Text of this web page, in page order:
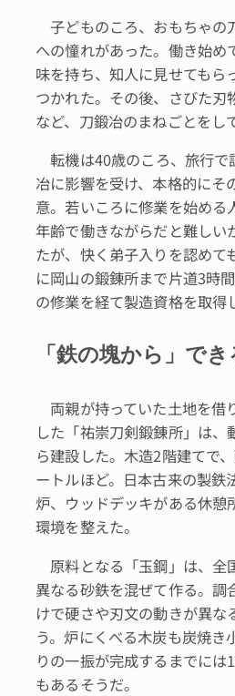
子どものころ、おもちゃの
への憧れがあった。働き始め
味を持ち、知人に見せてもら
つかれた。その後、さびた刃
など、刀鍛冶のまねごとをし
転機は40歳のころ、旅行で
冶に影響を受け、本格的にそ
意。若いころに修業を始める
年齢で働きながらだと難しい
たが、快く弟子入りを認めて
に岡山の鍛錬所まで片道3時
の修業を経て製造資格を取得
「鉄の塊から」でき
両親が持っていた土地を借
した「祐崇刀剣鍛錬所」は、
ら建設した。木造2階建てで
ートルほど。日本古来の製鉄
炉、ウッドデッキがある休憩
環境を整えた。
原料となる「玉鋼」は、全
異なる砂鉄を混ぜて作る。調
けで硬さや刃文の動きが異な
う。炉にくべる木炭も炭焼き
りの一振が完成するまでには
もあるそうだ。